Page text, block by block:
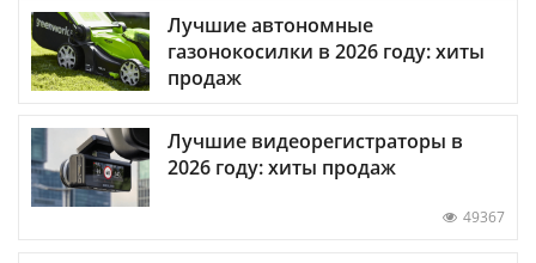
Лучшие автономные
газонокосилки в 2026 году: хиты
продаж
Лучшие видеорегистраторы в
2026 году: хиты продаж
49367